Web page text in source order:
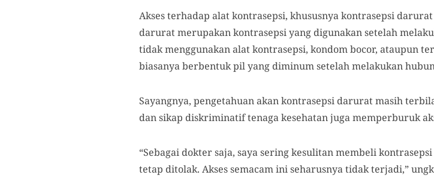
Akses terhadap alat kontrasepsi, khususnya kontrasepsi
darurat merupakan kontrasepsi yang digunakan setelah
tidak menggunakan alat kontrasepsi, kondom bocor, ataupun
biasanya berbentuk pil yang diminum setelah melakukan
Sayangnya, pengetahuan akan kontrasepsi darurat masih
dan sikap diskriminatif tenaga kesehatan juga memperburuk
“Sebagai dokter saja, saya sering kesulitan membeli
tetap ditolak. Akses semacam ini seharusnya tidak terjadi,”